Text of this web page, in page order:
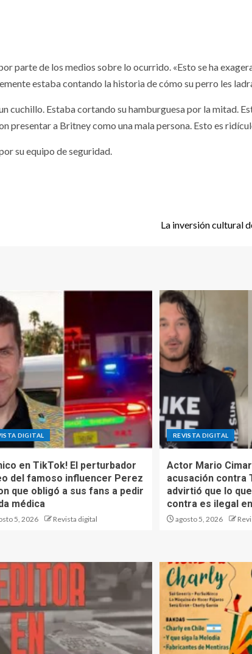
parte de los medios sobre lo ocurrido. «Esto se ha
estaba contando la historia de cómo su perro les
cuchillo. Estaba cortando su hamburguesa por la mitad.
presentar a Britney como una mala persona. Esto es
su equipo de seguridad.
La inversión cultural
DIGITAL
en TikTok! El perturbador
del famoso influencer Perez
que obligó a sus fans a pedir
médica
5, 2026 Revista digital
REVISTA DIGITAL
Actor Mario
acusación contra
advirtió que lo
contra es ilegal en
agosto 5, 2026